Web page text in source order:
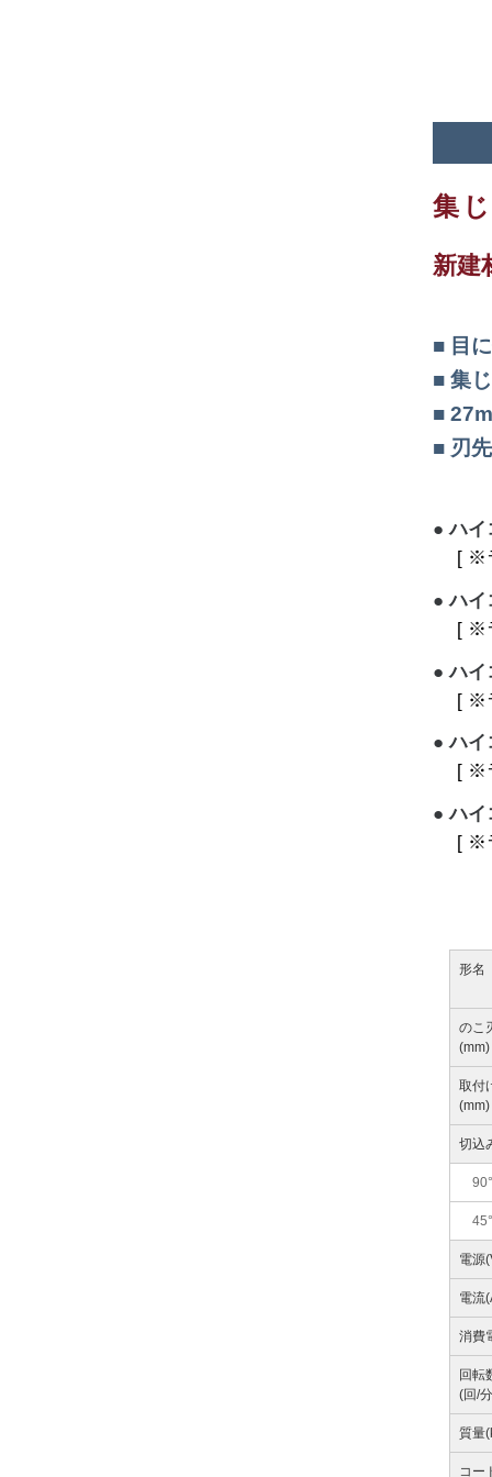
集
新建
目
集
刃
ハイ
[ ※
ハイ
[ ※
ハイ
[ ※
ハイ
[ ※
ハイ
[ ※
形名
のこ
(mm)
取付
(mm)
切込
電源
電流
消費
回転
(回/
質量
コー